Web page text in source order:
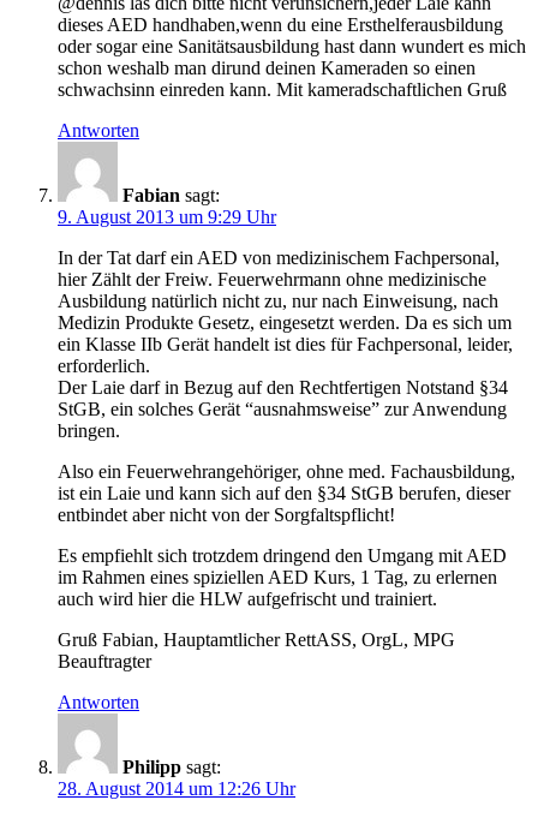
dieses AED handhaben,wenn du eine Ersthelferausbildung
oder sogar eine Sanitätsausbildung hast dann wundert es mich
schon weshalb man dirund deinen Kameraden so einen
schwachsinn einreden kann. Mit kameradschaftlichen Gruß
Antworten
Fabian sagt:
9. August 2013 um 9:29 Uhr
In der Tat darf ein AED von medizinischem Fachpersonal,
hier Zählt der Freiw. Feuerwehrmann ohne medizinische
Ausbildung natürlich nicht zu, nur nach Einweisung, nach
Medizin Produkte Gesetz, eingesetzt werden. Da es sich um
ein Klasse IIb Gerät handelt ist dies für Fachpersonal, leider,
erforderlich.
Der Laie darf in Bezug auf den Rechtfertigen Notstand §34
StGB, ein solches Gerät “ausnahmsweise” zur Anwendung
bringen.
Also ein Feuerwehrangehöriger, ohne med. Fachausbildung,
ist ein Laie und kann sich auf den §34 StGB berufen, dieser
entbindet aber nicht von der Sorgfaltspflicht!
Es empfiehlt sich trotzdem dringend den Umgang mit AED
im Rahmen eines spiziellen AED Kurs, 1 Tag, zu erlernen
auch wird hier die HLW aufgefrischt und trainiert.
Gruß Fabian, Hauptamtlicher RettASS, OrgL, MPG
Beauftragter
Antworten
Philipp sagt:
28. August 2014 um 12:26 Uhr